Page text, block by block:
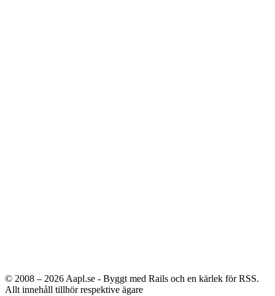
© 2008 – 2026Aapl.se - Byggt med Rails och en kärlek för RSS.
Allt innehåll tillhör respektive ägare